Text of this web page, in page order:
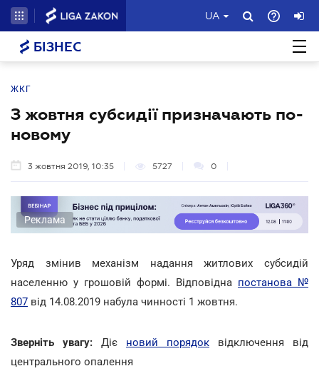
UA
БІЗНЕС
ЖКГ
З жовтня субсидії призначають по-
новому
3 жовтня 2019, 10:35 5727 0
Реклама
Уряд змінив механізм надання житлових субсидій
населенню у грошовій формі. Відповідна постанова №
807 від 14.08.2019 набула чинності 1 жовтня.
Зверніть увагу: Діє новий порядок відключення від
центрального опалення